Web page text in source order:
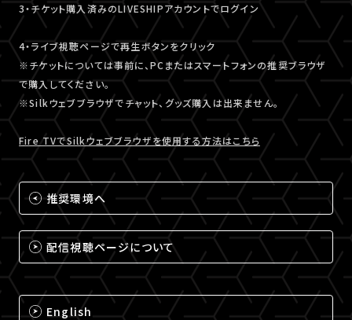
3・チケット購入済みのLIVESHIPアカウントでログイン
4・ライブ視聴ページで再生ボタンをクリック
※チケットについては事前に、PCまたはスマートフォンの推奨ブラウザ
で購入してください。
※Silkウェブブラウザでチャット、グッズ購入は出来ません。
Fire TVでSilkウェブブラウザを使用する方法はこちら
推奨環境へ
配信視聴ページについて
English